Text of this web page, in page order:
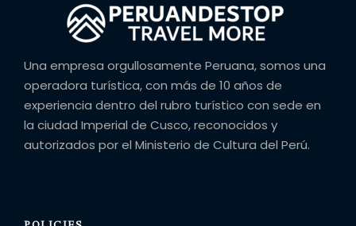
Una empresa orgullosamente Peruana, somos una
operadora turística, con más de 10 años de
experiencia dentro del rubro turístico con sede en
la ciudad Imperial de Cusco, reconocidos y
autorizados por el Ministerio de Cultura del Perú.